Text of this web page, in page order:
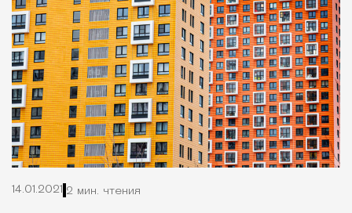
14.01.2021 2 мин. чтения